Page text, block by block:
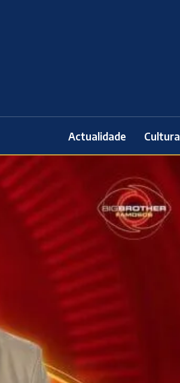
Actualidade Cultura